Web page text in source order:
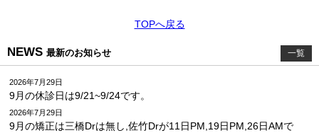
TOPへ戻る
NEWS 最新のお知らせ 一覧
2026年7月29日
9月の休診日は9/21~9/24です。
2026年7月29日
9月の矯正は三橋Drは無し,佐竹Drが11日PM,19日PM,26日AMで